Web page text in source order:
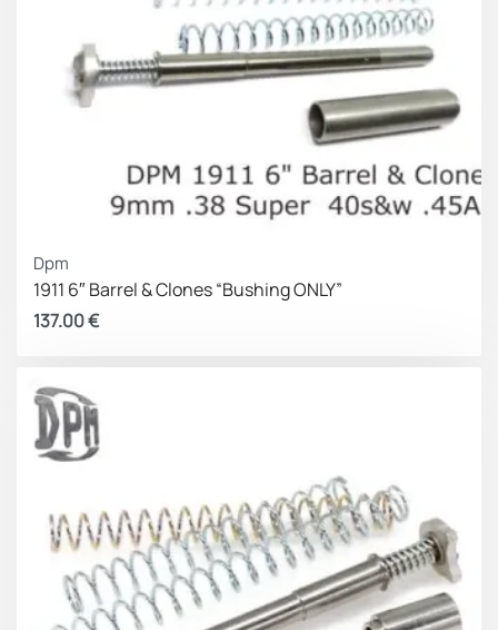
Dpm
1911 6″ Barrel & Clones “Bushing ONLY”
137.00€